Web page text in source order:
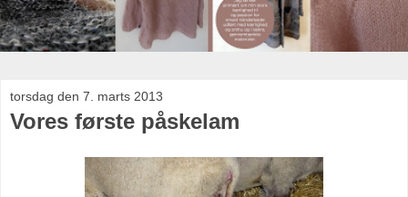
torsdag den 7. marts 2013
Vores første påskelam